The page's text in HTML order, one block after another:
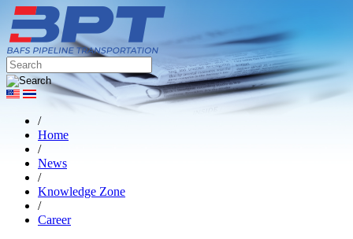
/
Home
/
News
/
Knowledge Zone
/
Career